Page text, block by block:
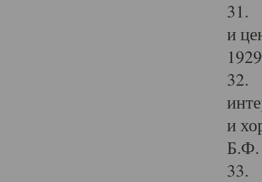
31.
и
32.
и
Б.Ф.
33.